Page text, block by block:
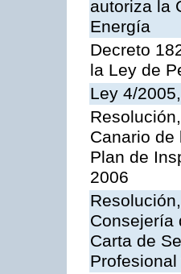
autoriza la
Energía
Decreto
la Ley de
Ley 4/
Canario de
Plan de
2006
Consejería
Carta de